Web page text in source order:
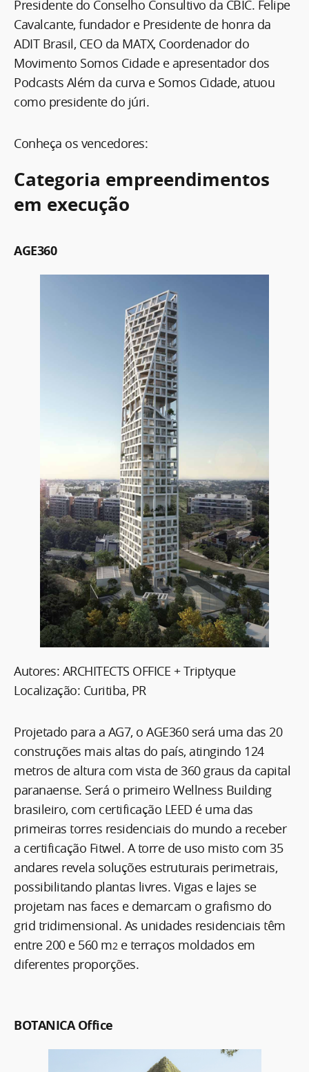
Presidente do Conselho Consultivo da CBIC. Felipe
Cavalcante, fundador e Presidente de honra da
ADIT Brasil, CEO da MATX, Coordenador do
Movimento Somos Cidade e apresentador dos
Podcasts Além da curva e Somos Cidade, atuou
como presidente do júri.
Conheça os vencedores:
Categoria empreendimentos
em execução
AGE360
Autores: ARCHITECTS OFFICE + Triptyque
Localização: Curitiba, PR
Projetado para a AG7, o AGE360 será uma das 20
construções mais altas do país, atingindo 124
metros de altura com vista de 360 graus da capital
paranaense. Será o primeiro Wellness Building
brasileiro, com certificação LEED é uma das
primeiras torres residenciais do mundo a receber
a certificação Fitwel. A torre de uso misto com 35
andares revela soluções estruturais perimetrais,
possibilitando plantas livres. Vigas e lajes se
projetam nas faces e demarcam o grafismo do
grid tridimensional. As unidades residenciais têm
entre 200 e 560 m2e terraços moldados em
diferentes proporções.
BOTANICA Office